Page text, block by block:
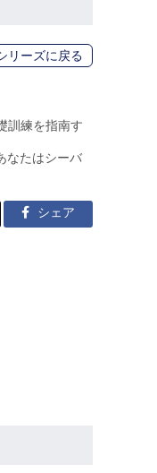
リーズに戻る
訓練を指南す
なたはシーバ
シェア